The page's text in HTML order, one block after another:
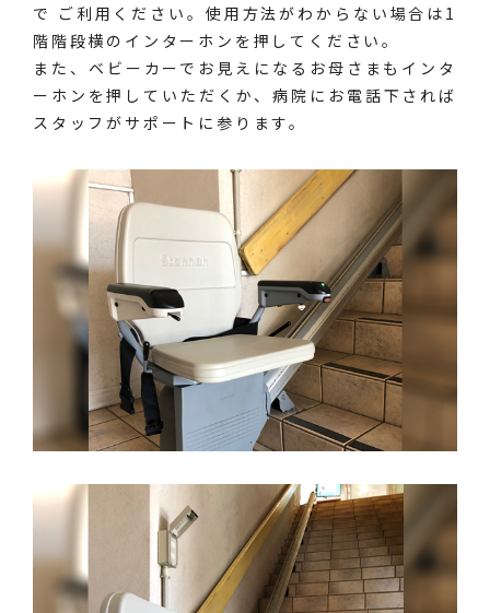
で ご利用ください。使用方法がわからない場合は1
階階段横のインターホンを押してください。
また、ベビーカーでお見えになるお母さまもインタ
ーホンを押していただくか、病院にお電話下されば
スタッフがサポートに参ります。